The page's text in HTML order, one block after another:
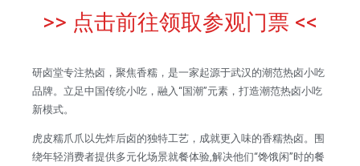
>> 点击前往领取参观门票 <<
研卤堂专注热卤，聚焦香糯，是一家起源于武汉的潮范热卤小吃
品牌。立足中国传统小吃，融入“国潮”元素，打造潮范热卤小吃
新模式。
虎皮糯爪爪以先炸后卤的独特工艺，成就更入味的香糯热卤。围
绕年轻消费者提供多元化场景就餐体验,解决他们“馋饿闲”时的餐